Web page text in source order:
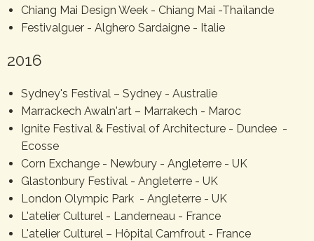
Chiang Mai Design Week - Chiang Mai -Thaïlande
Festivalguer - Alghero Sardaigne - Italie
2016
Sydney's Festival – Sydney - Australie
Marrackech Awaln'art – Marrakech - Maroc
Ignite Festival & Festival of Architecture - Dundee -
Ecosse
Corn Exchange - Newbury - Angleterre - UK
Glastonbury Festival - Angleterre - UK
London Olympic Park - Angleterre - UK
L'atelier Culturel - Landerneau - France
L'atelier Culturel – Hôpital Camfrout - France